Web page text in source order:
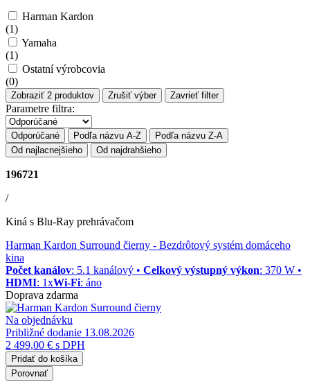
Harman Kardon
(1)
Yamaha
(1)
Ostatní výrobcovia
(0)
Zobraziť 2 produktov Zrušiť výber Zavrieť filter
Parametre filtra:
Odporúčané Podľa názvu A-Z
Podľa názvu Z-A
Od najlacnejšieho
Od najdrahšieho
196721
/
Kiná s Blu-Ray prehrávačom
Harman Kardon Surround čierny - Bezdrôtový systém domáceho
kina
Počet kanálov: 5.1 kanálový • Celkový výstupný výkon: 370 W •
HDMI: 1xWi-Fi: áno
Doprava zdarma
Na objednávku
Približné dodanie 13.08.2026
2 499,00 € s DPH
Pridať do košíka
Porovnať